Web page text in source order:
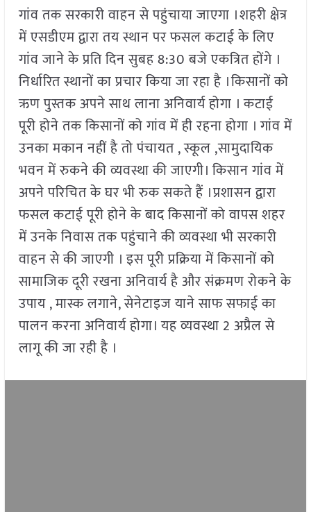
गांव तक सरकारी वाहन से पहुंचाया जाएगा ।शहरी क्षेत्र
में एसडीएम द्वारा तय स्थान पर फसल कटाई के लिए
गांव जाने के प्रति दिन सुबह 8:30 बजे एकत्रित होंगे ।
निर्धारित स्थानों का प्रचार किया जा रहा है ।किसानों को
ऋण पुस्तक अपने साथ लाना अनिवार्य होगा । कटाई
पूरी होने तक किसानों को गांव में ही रहना होगा । गांव में
उनका मकान नहीं है तो पंचायत , स्कूल ,सामुदायिक
भवन में रुकने की व्यवस्था की जाएगी। किसान गांव में
अपने परिचित के घर भी रुक सकते हैं ।प्रशासन द्वारा
फसल कटाई पूरी होने के बाद किसानों को वापस शहर
में उनके निवास तक पहुंचाने की व्यवस्था भी सरकारी
वाहन से की जाएगी । इस पूरी प्रक्रिया में किसानों को
सामाजिक दूरी रखना अनिवार्य है और संक्रमण रोकने के
उपाय , मास्क लगाने, सेनेटाइज याने साफ सफाई का
पालन करना अनिवार्य होगा। यह व्यवस्था 2 अप्रैल से
लागू की जा रही है ।